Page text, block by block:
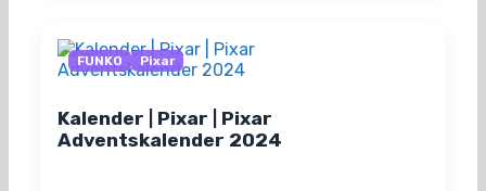
FUNKO Pixar
Kalender | Pixar | Pixar
Adventskalender 2024